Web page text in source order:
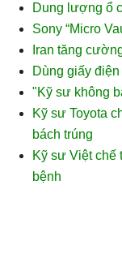
Dung lượng ổ
Sony “Micro
Iran tăng
Dùng giấy
"Kỹ sư không
Kỹ sư Toyota
bách trúng
Kỹ sư Việt chế
bệnh